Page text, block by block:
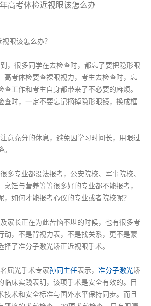
高考体检近视眼该怎么办
眼该怎么办？
，很多同学在去检查时，都忘了要把隐形眼
高考体检要查裸眼视力，考生去检查时，忘
查工作和考生自身都带来了不必要的麻烦。
查时，一定不要忘记摘掉隐形眼镜，换成框
意充分的休息，避免因学习时间长，用眼过
专业都没法报考，公安院校、军事院校、
烹饪与营养等等很多好的专业都不能报考，
，如何才能报考心仪的专业或者院校呢？
家长正在为此苦恼不堪的时候，也有很多考
动，不是背视力表，不是找关系，更不是蒙
择了准分子激光矫正近视眼手术。
屈光手术专家孙同主任表示， 准分子激光矫
临床实践表明，该项手术是安全有效的。目
技术和安全标准与国外水平保持同步。而且